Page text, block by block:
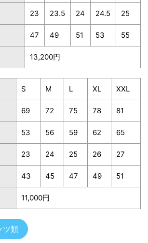
23 23.5 24 24.5 25
47 49 51 53 55
13,200円
S M L XL XXL
69 72 75 78 81
53 56 59 62 65
23 24 25 26 27
43 45 47 49 51
11,000円
ツ類